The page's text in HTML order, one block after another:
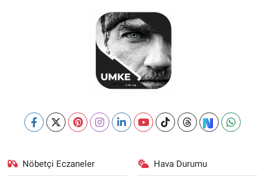
Nöbetçi Eczaneler Hava Durumu